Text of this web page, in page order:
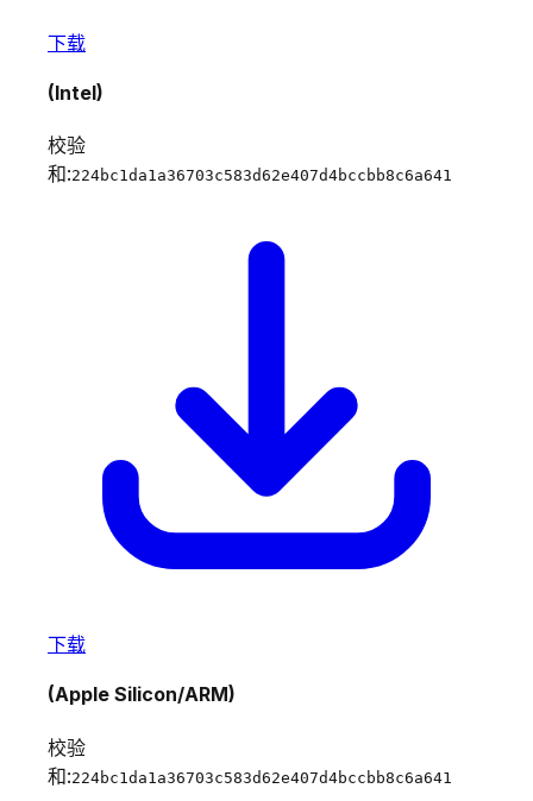
下载
(Intel)
校验
和:224bc1da1a36703c583d62e407d4bccbb8c6a641
下载
(Apple Silicon/ARM)
校验
和:224bc1da1a36703c583d62e407d4bccbb8c6a641